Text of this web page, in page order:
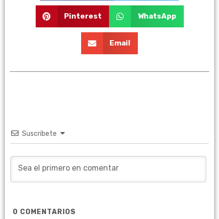
Pinterest WhatsApp
Email
Suscribete
0 COMENTARIOS